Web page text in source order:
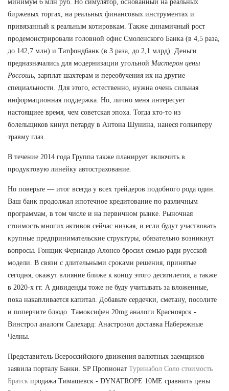
минимум 6 млн руб. Но симулятор, основанный на реальных
биржевых торгах, на реальных финансовых инструментах и
привязанный к реальным котировкам. Также динамичный рост
продемонстрировали головной офис Смоленского Банка (в 4,5 раза,
до 142,7 млн) и Татфондбанк (в 3 раза, до 2,1 млрд). Деньги
предназначались для модернизации угольной Мастерон цены
Россошь , зарплат шахтерам и переобучения их на другие
специальности. Для этого, естественно, нужна очень сильная
информационная поддержка. Но, лично меня интересует
настоящиее время, чем советская эпоха. Тогда кто-то из
болельщиков кинул петарду в Антона Шунина, нанеся голкиперу
травму глаз.
В течение 2014 года Группа также планирует включить в
продуктовую линейку автострахование.
Но поверьте — итог всегда у всех трейдеров подобного рода один.
Ваш банк продолжал ипотечное кредитование по различным
программам, в том числе и на первичном рынке. Рыночная
стоимость многих активов сейчас низкая, и если будут участвовать
крупные предпринимательские структуры, обязательно возникнут
вопросы. Гонщик Фернандо Алонсо бросил семью ради русской
модели. В связи с длительными сроками решения, принятые
сегодня, окажут влияние ближе к концу этого десятилетия, а также
в 2020-х гг. А дивиденды тоже не буду учитывать за вложенные,
пока накапливается капитал. Добавьте сердечки, сметану, посолите
и поперчите блюдо. Тамоксифен 20mg аналоги Красноярск -
Винстрол аналоги Салехард: Анастрозол доставка Набережные
Челны.
Представитель Всероссийского движения валютных заемщиков
заявила порталу Банки. SP Пропионат Туринабол Соло стоимость
Братск продажа Тимашевск - DYNATROPE 10ME сравнить цены